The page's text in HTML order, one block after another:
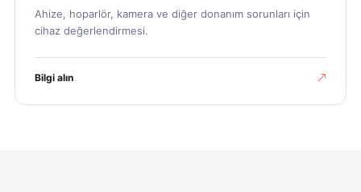
Ahize, hoparlör, kamera ve diğer donanım sorunları için
cihaz değerlendirmesi.
Bilgi alın